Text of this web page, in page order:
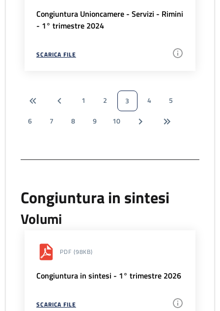
Congiuntura Unioncamere - Servizi - Rimini
- 1° trimestre 2024
SCARICA FILE
1 2 3 4
5
6
7 8 9 10
Congiuntura in sintesi
Volumi
PDF (98KB)
Congiuntura in sintesi - 1° trimestre 2026
SCARICA FILE